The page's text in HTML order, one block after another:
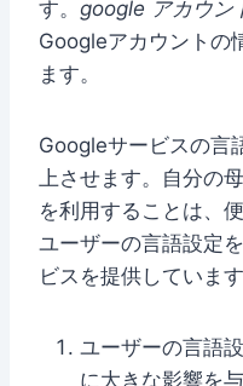
す。 google アカウン
Googleアカウントの
ます。
Googleサービスの言
上させます。自分の
を利用することは、
ユーザーの言語設定
ビスを提供しています
ユーザーの言語
に大きな影響を